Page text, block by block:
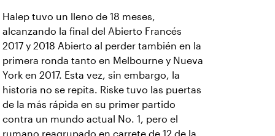
Halep tuvo un lleno de 18 meses,
alcanzando la final del Abierto Francés
2017 y 2018 Abierto al perder también en la
primera ronda tanto en Melbourne y Nueva
York en 2017. Esta vez, sin embargo, la
historia no se repita. Riske tuvo las puertas
de la más rápida en su primer partido
contra un mundo actual No. 1, pero el
rumano reagrupado en carrete de 12 de la